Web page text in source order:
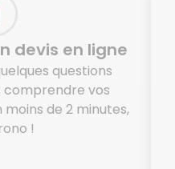
devis en ligne
questions
comprendre vos
de 2 minutes,
!